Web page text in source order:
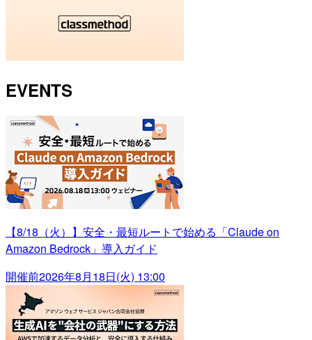
EVENTS
【8/18（火）】安全・最短ルートで始める「Claude on
Amazon Bedrock」導入ガイド
開催前2026年8月18日(火) 13:00